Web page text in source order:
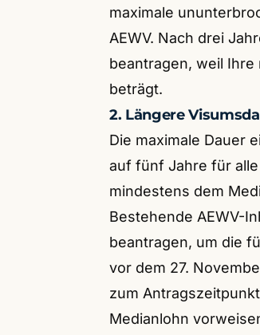
maximale
AEWV. Nach drei
beantragen, weil
beträgt.
2. Längere
Die maximale Dauer
auf fünf Jahre für
mindestens dem
Bestehende AEWV-
beantragen, um die
vor dem 27.
zum
Medianlohn